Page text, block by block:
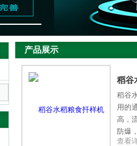
产品展示
稻谷
稻谷
用的
高，
防爆
查看